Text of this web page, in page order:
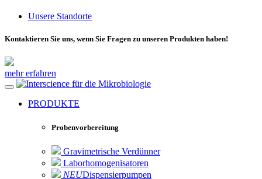
Unsere Standorte
Kontaktieren Sie uns, wenn Sie Fragen zu unseren Produkten haben!
mehr erfahren
für die Mikrobiologie
PRODUKTE
Probenvorbereitung
Gravimetrische Verdünner
Laborhomogenisatoren
NEUDispensierpumpen